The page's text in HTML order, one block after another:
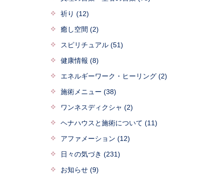
祈り (12)
癒し空間 (2)
スピリチュアル (51)
健康情報 (8)
エネルギーワーク・ヒーリング (2)
施術メニュー (38)
ワンネスディクシャ (2)
ヘナハウスと施術について (11)
アファメーション (12)
日々の気づき (231)
お知らせ (9)